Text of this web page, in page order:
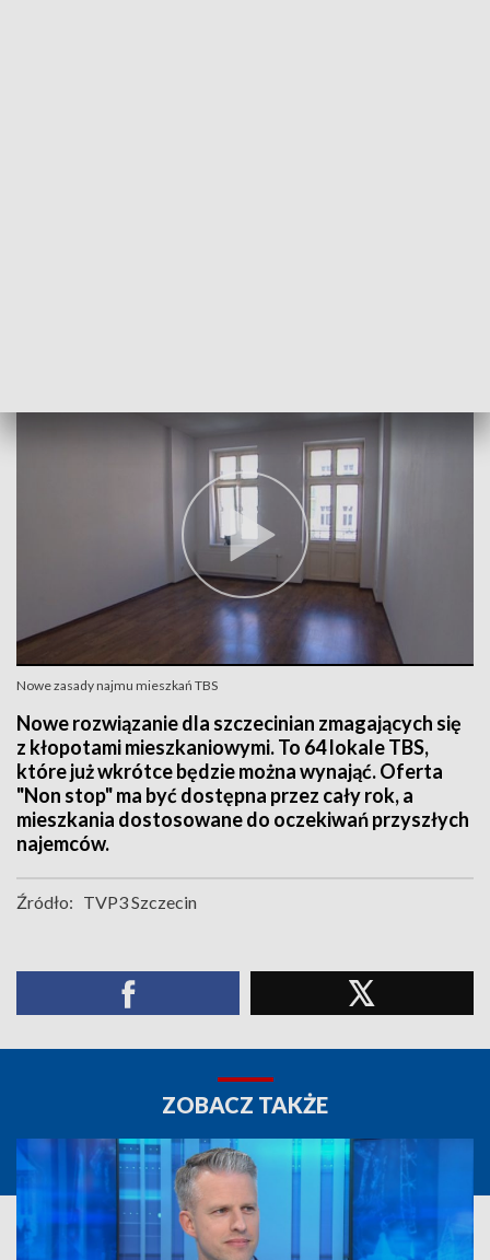
Nowe zasady najmu mieszkań TBS
Nowe rozwiązanie dla szczecinian zmagających się
z kłopotami mieszkaniowymi. To 64 lokale TBS,
które już wkrótce będzie można wynająć. Oferta
"Non stop" ma być dostępna przez cały rok, a
mieszkania dostosowane do oczekiwań przyszłych
najemców.
Źródło: TVP3 Szczecin
ZOBACZ TAKŻE